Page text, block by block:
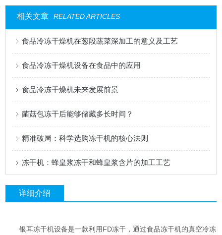
相关文章 RELATED ARTICLES
食品冷冻干燥机在葱段蔬菜深加工的意义及工艺
食品冷冻干燥机设备在食品中的应用
食品冷冻干燥机未来发展前景
菌菇包冻干后能够储藏多长时间？
精准破局：科学选购冻干机的核心法则
冻干机：蜂皇浆冻干和蜂皇浆含片的加工工艺
详细介绍
银耳冻干机设备是一款利用FD冻干，通过食品冻干机的真空冷冻